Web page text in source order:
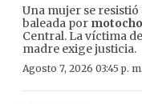
Una mujer se
baleada por
Central. La víctima
madre exige justicia.
Agosto 7, 2026 03:45 p. m.